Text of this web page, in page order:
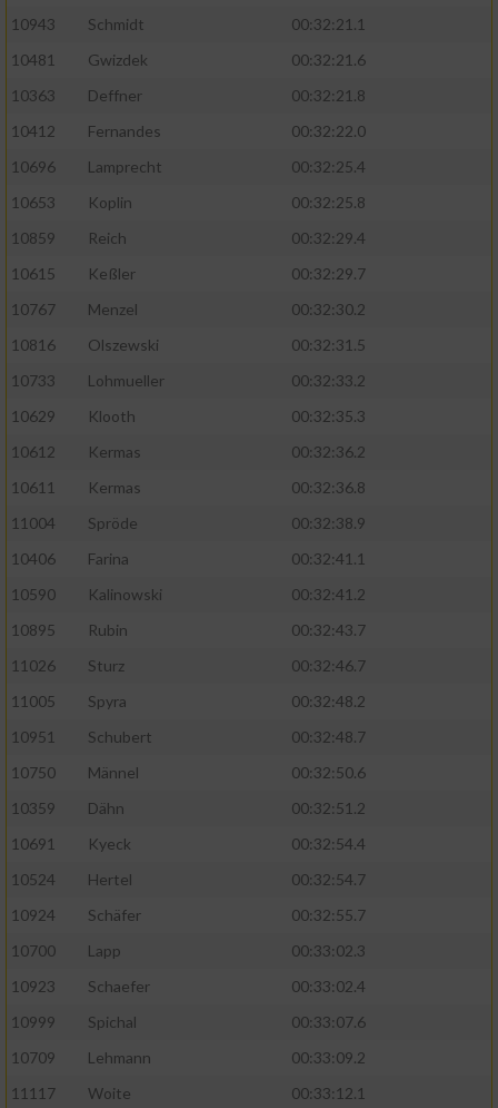
10943
Schmidt
00:32:21.1
10481
Gwizdek
00:32:21.6
10363
Deffner
00:32:21.8
10412
Fernandes
00:32:22.0
10696
Lamprecht
00:32:25.4
10653
Koplin
00:32:25.8
10859
Reich
00:32:29.4
10615
Keßler
00:32:29.7
10767
Menzel
00:32:30.2
10816
Olszewski
00:32:31.5
10733
Lohmueller
00:32:33.2
10629
Klooth
00:32:35.3
10612
Kermas
00:32:36.2
10611
Kermas
00:32:36.8
11004
Spröde
00:32:38.9
10406
Farina
00:32:41.1
10590
Kalinowski
00:32:41.2
10895
Rubin
00:32:43.7
11026
Sturz
00:32:46.7
11005
Spyra
00:32:48.2
10951
Schubert
00:32:48.7
10750
Männel
00:32:50.6
10359
Dähn
00:32:51.2
10691
Kyeck
00:32:54.4
10524
Hertel
00:32:54.7
10924
Schäfer
00:32:55.7
10700
Lapp
00:33:02.3
10923
Schaefer
00:33:02.4
10999
Spichal
00:33:07.6
10709
Lehmann
00:33:09.2
11117
Woite
00:33:12.1
auf einem Endgerät
Verwendung reduzierter Daten zur Auswahl
von Werbeanzeigen
Erstellung von Profilen für personalisierte
Werbung
Verwendung von Profilen zur Auswahl
Erstellung von Profilen zur Personalisierung
Verwendung von Profilen zur Auswahl
Messung der Werbeleistung
Messung der Performance von Inhalten
Analyse von Zielgruppen durch Statistiken
oder Kombinationen von Daten aus
verschiedenen Quellen
Entwicklung und Verbesserung der Angebote
von Inhalten
Geräte anhand von aktiv angeforderten
Informationen identifizieren
Nicht-IAB-Verarbeitungszwecke:
Notwendig
Performance
Funktional